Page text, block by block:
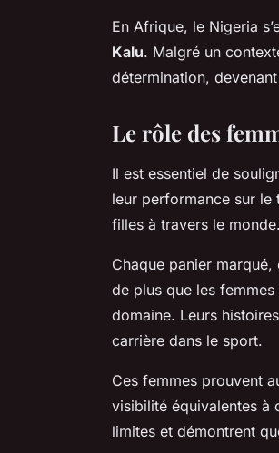
En Afrique, le Nigeria
Kalu. Malgré un
détermination,
Le rôle des
Il est essentiel de
leur performance sur le
filles à travers le monde.
Chaque panier
de plus que les
domaine. Leurs
carrière dans le sport.
Ces femmes prouvent
visibilité équivalentes à
limites et démontrent